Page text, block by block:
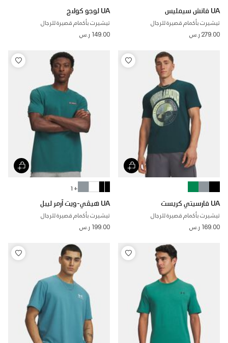
UA فانش سيمليس
تيشيرت بأكمام قصيرة للرجال
279.00 ر.س
UA لوجو كولاج
تيشيرت بأكمام قصيرة للرجال
149.00 ر.س
UA فارسيتي كريست
تيشيرت بأكمام قصيرة للرجال
169.00 ر.س
+ 1
UA هيڤي-ويت آرمر ليبل
تيشيرت بأكمام قصيرة للرجال
199.00 ر.س